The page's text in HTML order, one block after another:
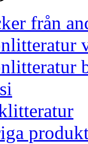
från